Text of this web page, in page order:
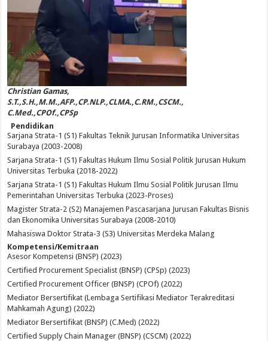
Christian Gamas,
S.T.,S.H.,M.M.,AFP.,CP.NLP.,CLMA.,C.RM.,CSCM.,
C.Med.,CPOf.,CPSp
Pendidikan
Sarjana Strata-1 (S1) Fakultas Teknik Jurusan Informatika Universitas
Surabaya (2003-2008)
Sarjana Strata-1 (S1) Fakultas Hukum Ilmu Sosial Politik Jurusan Hukum
Universitas Terbuka (2018-2022)
Sarjana Strata-1 (S1) Fakultas Hukum Ilmu Sosial Politik Jurusan Ilmu
Pemerintahan Universitas Terbuka (2023-Proses)
Magister Strata-2 (S2) Manajemen Pascasarjana Jurusan Fakultas Bisnis
dan Ekonomika Universitas Surabaya (2008-2010)
Mahasiswa Doktor Strata-3 (S3) Universitas Merdeka Malang
Kompetensi/Kemitraan
Asesor Kompetensi (BNSP) (2023)
Certified Procurement Specialist (BNSP) (CPSp) (2023)
Certified Procurement Officer (BNSP) (CPOf) (2022)
Mediator Bersertifikat (Lembaga Sertifikasi Mediator Terakreditasi
Mahkamah Agung) (2022)
Mediator Bersertifikat (BNSP) (C.Med) (2022)
Certified Supply Chain Manager (BNSP) (CSCM) (2022)